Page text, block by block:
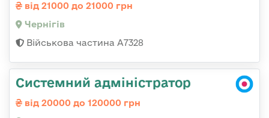
від 21000 до 21000 грн
Чернігів
Військова частина А7328
Системний адміністратор
від 20000 до 120000 грн